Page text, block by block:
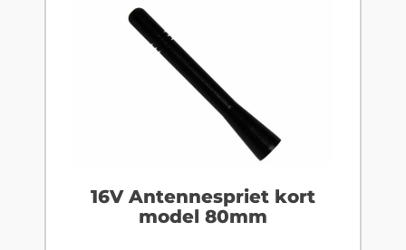
16V Antennespriet kort
model 80mm